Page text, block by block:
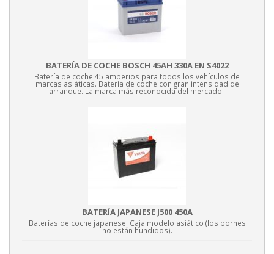
BATERÍA DE COCHE BOSCH 45AH 330A EN S4022
Batería de coche 45 amperios para todos los vehículos de
marcas asiáticas. Batería de coche con gran intensidad de
arranque. La marca más reconocida del mercado.
BATERÍA JAPANESE J500 450A
Baterías de coche japanese. Caja modelo asiático (los bornes
no están hundidos).